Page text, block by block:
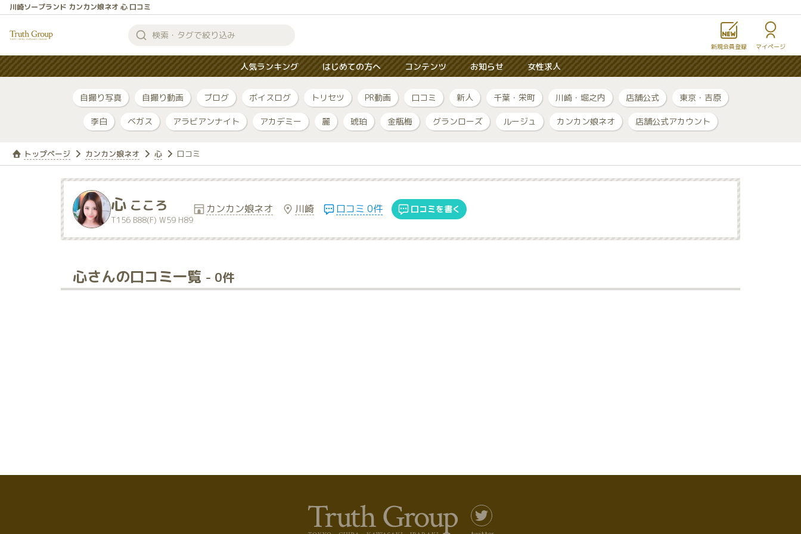
川崎ソープランド カンカン娘ネオ 心 口コミ
索
す
る
新規会員登録 マイページ
人気ランキング はじめての方へ コンテンツ お知らせ 女性求人
自撮り写真 自撮り動画 ブログ ボイスログ トリセツ PR動画 口コミ 新人 千葉・栄町 川崎・堀之内 店舗公式 東京・吉原
李白 ベガス アラビアンナイト アカデミー 麗 琥珀 金瓶梅 グランローズ ルージュ カンカン娘ネオ 店舗公式アカウント
トップページ カンカン娘ネオ 心 口コミ
心 こころ
T156 B88(F) W59 H89
カンカン娘ネオ 川崎 口コミ 0件 口コミを書く
心さんの口コミ一覧 - 0件